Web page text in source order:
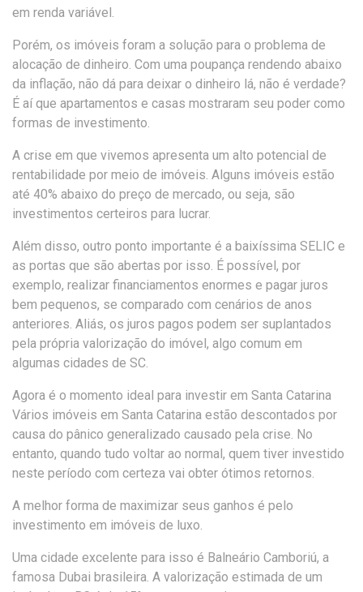
em renda variável.
Porém, os imóveis foram a solução para o problema de
alocação de dinheiro. Com uma poupança rendendo abaixo
da inflação, não dá para deixar o dinheiro lá, não é verdade?
É aí que apartamentos e casas mostraram seu poder como
formas de investimento.
A crise em que vivemos apresenta um alto potencial de
rentabilidade por meio de imóveis. Alguns imóveis estão
até 40% abaixo do preço de mercado, ou seja, são
investimentos certeiros para lucrar.
Além disso, outro ponto importante é a baixíssima SELIC e
as portas que são abertas por isso. É possível, por
exemplo, realizar financiamentos enormes e pagar juros
bem pequenos, se comparado com cenários de anos
anteriores. Aliás, os juros pagos podem ser suplantados
pela própria valorização do imóvel, algo comum em
algumas cidades de SC.
Agora é o momento ideal para investir em Santa Catarina
Vários imóveis em Santa Catarina estão descontados por
causa do pânico generalizado causado pela crise. No
entanto, quando tudo voltar ao normal, quem tiver investido
neste período com certeza vai obter ótimos retornos.
A melhor forma de maximizar seus ganhos é pelo
investimento em imóveis de luxo.
Uma cidade excelente para isso é Balneário Camboriú, a
famosa Dubai brasileira. A valorização estimada de um